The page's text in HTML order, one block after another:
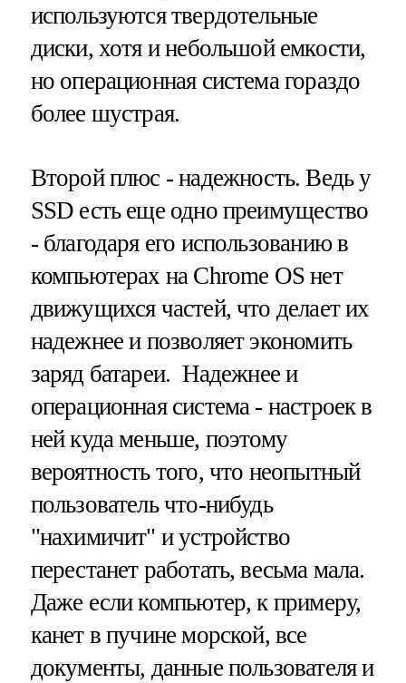
используются твердотельные
диски, хотя и небольшой емкости,
но операционная система гораздо
более шустрая.
Второй плюс - надежность. Ведь у
SSD есть еще одно преимущество
- благодаря его использованию в
компьютерах на Chrome OS нет
движущихся частей, что делает их
надежнее и позволяет экономить
заряд батареи. Надежнее и
операционная система - настроек в
ней куда меньше, поэтому
вероятность того, что неопытный
пользователь что-нибудь
"нахимичит" и устройство
перестанет работать, весьма мала.
Даже если компьютер, к примеру,
канет в пучине морской, все
документы, данные пользователя и